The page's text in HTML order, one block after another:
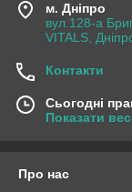
м. Дніпро
вул.128-а
VITALS,
Контакти
Сьогодні
Показати
Про нас